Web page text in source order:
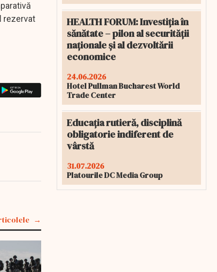
rezervat
HEALTH FORUM: Investiția în
sănătate – pilon al securității
naționale și al dezvoltării
economice
24.06.2026
Hotel Pullman Bucharest World
Trade Center
Educația rutieră, disciplină
obligatorie indiferent de
vârstă
31.07.2026
Platourile DC Media Group